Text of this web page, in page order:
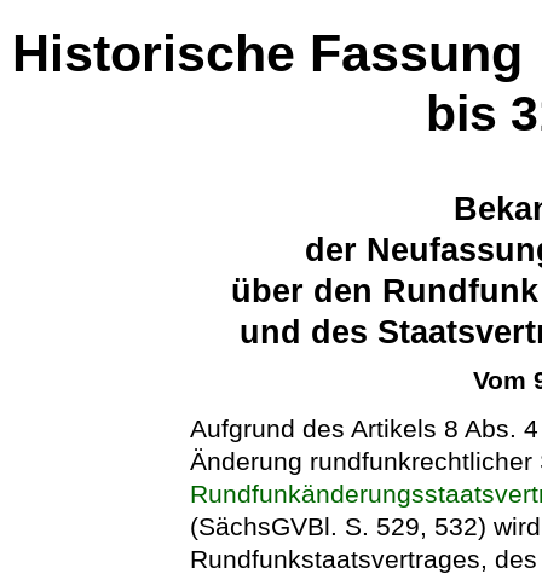
Historische Fassung
bis
der
über den
und des
Vom
Aufgrund des Artikels 8 Abs.
Änderung rundfunkrechtlicher
(SächsGVBl. S. 529, 532)
Rundfunkstaatsvertrages,